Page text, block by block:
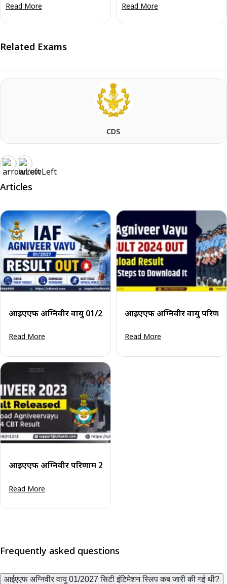
Read More Read More
Related Exams
CDS
Articles
आईएएफ अग्निवीर वायु 01/2027 परिणाम जारी: फेज 1 परिणाम
Read More
आईएएफ अग्निवीर वायु
Read More
आईएएफ अग्निवीर परिणाम 2023 जारी - अग्निवीरवायु 01/2024
Read More
Frequently asked questions
आईएएफ अग्निवीर वायु 01/2027 सिटी इंटिमेशन स्लिप कब जारी की गई थी?